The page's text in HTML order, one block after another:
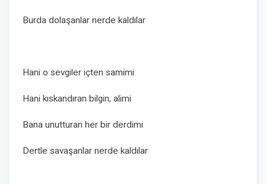
Burda dolaşanlar nerde kaldılar
Hani o sevgiler içten samimi
Hani kıskandıran bilgin, alimi
Bana unutturan her bir derdimi
Dertle savaşanlar nerde kaldılar